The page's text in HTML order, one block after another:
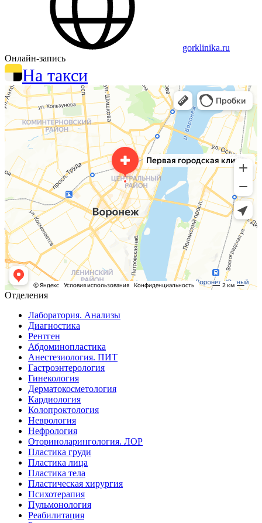
gorklinika.ru
Онлайн-запись
На такси
Отделения
Лаборатория. Анализы
Диагностика
Рентген
Абдоминопластика
Анестезиология. ПИТ
Гастроэнтерология
Гинекология
Дерматокосметология
Кардиология
Колопроктология
Неврология
Нефрология
Оториноларингология. ЛОР
Пластика груди
Пластика лица
Пластика тела
Пластическая хирургия
Психотерапия
Пульмонология
Реабилитация